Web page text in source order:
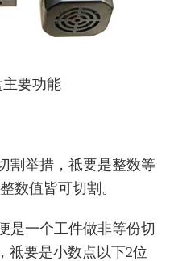
要功能
割举措，祗要是整数等
数值皆可切割。
是一个工件做非等份切
祗要是小数点以下2位